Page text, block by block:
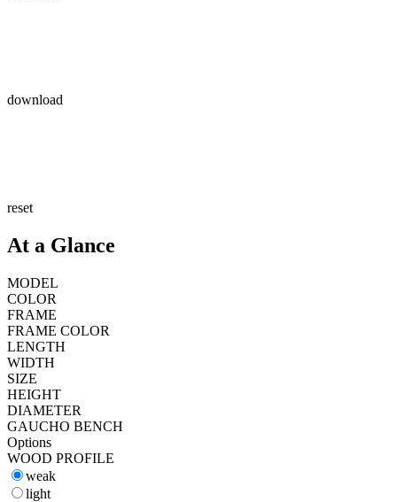
download
reset
At a Glance
MODEL
COLOR
FRAME
FRAME COLOR
LENGTH
WIDTH
SIZE
HEIGHT
DIAMETER
GAUCHO BENCH
Options
WOOD PROFILE
weak
light